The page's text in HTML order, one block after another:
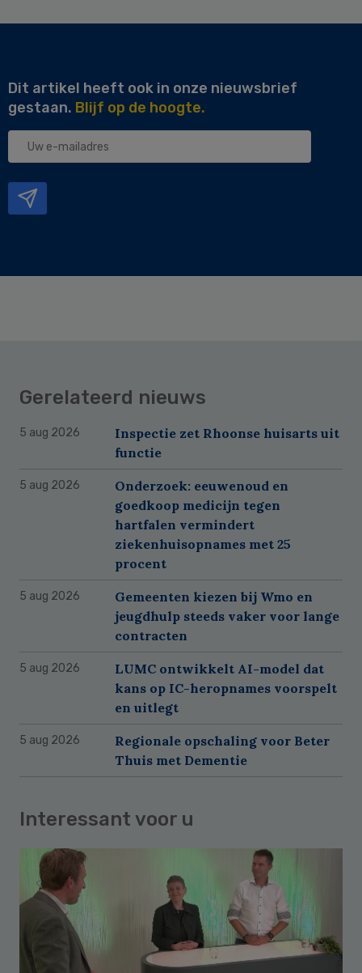
Dit artikel heeft ook in onze nieuwsbrief
gestaan. Blijf op de hoogte.
Uw
Gerelateerd nieuws
5 aug 2026
Inspectie zet Rhoonse huisarts uit
functie
5 aug 2026
Onderzoek: eeuwenoud en
goedkoop medicijn tegen
hartfalen vermindert
ziekenhuisopnames met 25
procent
5 aug 2026
Gemeenten kiezen bij Wmo en
jeugdhulp steeds vaker voor lange
contracten
5 aug 2026
LUMC ontwikkelt AI-model dat
kans op IC-heropnames voorspelt
en uitlegt
5 aug 2026
Regionale opschaling voor Beter
Thuis met Dementie
Interessant voor u